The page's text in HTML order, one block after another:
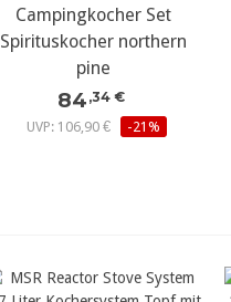
Campingkocher Set
Spirituskocher northern
pine
84 ,34 €
UVP: 106,90 €
-21%